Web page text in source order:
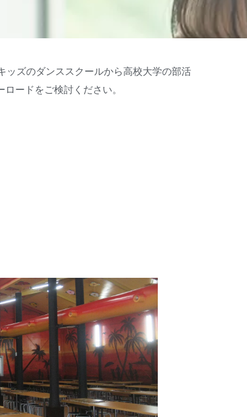
ッズのダンススクールから高校大学の部活
ードをご検討ください。